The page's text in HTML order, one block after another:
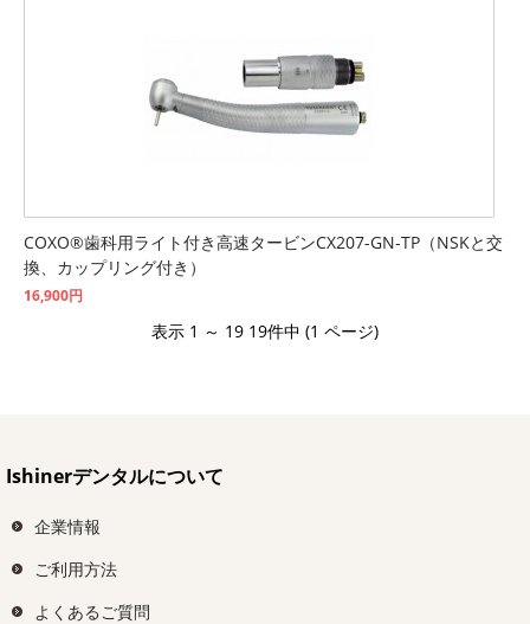
COXO®歯科用ライト付き高速タービンCX207-GN-TP（NSKと交
換、カップリング付き）
16,900円
表示 1 ～ 19 19件中 (1 ページ)
Ishinerデンタルについて
企業情報
ご利用方法
よくあるご質問